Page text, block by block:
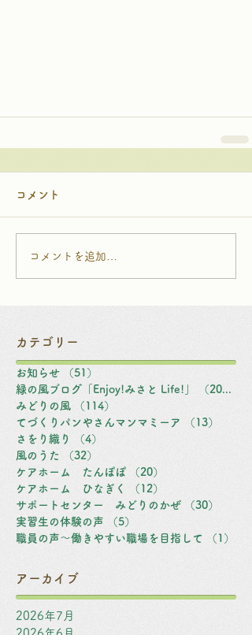
コメント
コメントを追加…
カテゴリー
お知らせ （51）
緑の風ブログ「Enjoy!みさと Life!」
（203）
みどりの風
（114）
てづくりパンやさんマンマミーア
（13）
さをり織り
（4）
風のうた
（32）
ケアホーム たんぽぽ
（20）
ケアホーム ひなぎく
（12）
サポートセンター みどりのかぜ
（30）
実習生の体験の声
（5）
職員の声～働きやすい職場を目指して
（1）
アーカイブ
2026年7月